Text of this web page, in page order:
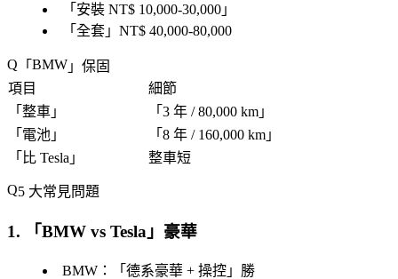
「 安裝 NT$ 10,000-30,000 」
「 全套 」NT$ 40,000-80,000
「 BMW 」保固
項目
細節
「 整車 」 「 3 年 / 80,000 km 」
「 電池 」 「 8 年 / 160,000 km 」
「 比 Tesla 」 整車短
5 大常見問題
1. 「BMW vs Tesla 」豪華
BMW：「 德系豪華 + 操控 」勝